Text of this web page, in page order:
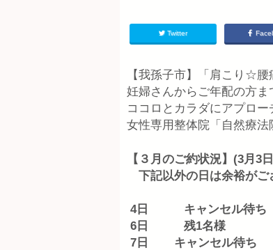
Twitter
【我孫子市】「肩こり☆
妊婦さんからご年配の方ま
ココロとカラダにアプロ
女性専用整体院「自然療法
【３月のご約状況】(3月3日
下記以外の日は余裕がご
4日 キャンセル待ち
6日 残1名様
7日 キャンセル待ち